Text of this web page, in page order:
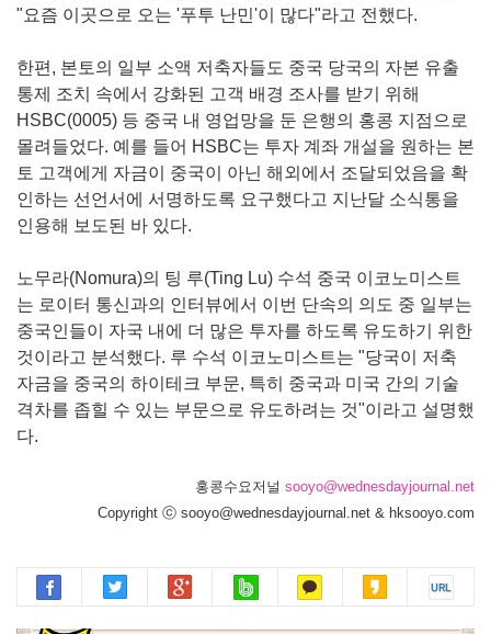
"요즘 이곳으로 오는 '푸투 난민'이 많다"라고 전했다.
한편, 본토의 일부 소액 저축자들도 중국 당국의 자본 유출
통제 조치 속에서 강화된 고객 배경 조사를 받기 위해
HSBC(0005) 등 중국 내 영업망을 둔 은행의 홍콩 지점으로
몰려들었다. 예를 들어 HSBC는 투자 계좌 개설을 원하는 본
토 고객에게 자금이 중국이 아닌 해외에서 조달되었음을 확
인하는 선언서에 서명하도록 요구했다고 지난달 소식통을
인용해 보도된 바 있다.
노무라(Nomura)의 팅 루(Ting Lu) 수석 중국 이코노미스트
는 로이터 통신과의 인터뷰에서 이번 단속의 의도 중 일부는
중국인들이 자국 내에 더 많은 투자를 하도록 유도하기 위한
것이라고 분석했다. 루 수석 이코노미스트는 "당국이 저축
자금을 중국의 하이테크 부문, 특히 중국과 미국 간의 기술
격차를 좁힐 수 있는 부문으로 유도하려는 것"이라고 설명했
다.
홍콩수요저널 sooyo@wednesdayjournal.net
Copyright ⓒ sooyo@wednesdayjournal.net & hksooyo.com